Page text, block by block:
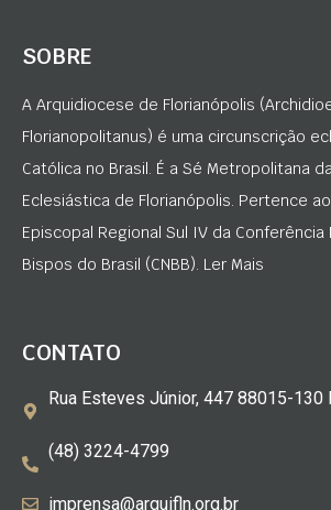
SOBRE
A Arquidiocese de Florianópolis
Florianopolitanus) é uma circunscrição
Católica no Brasil. É a Sé Metropolitana
Eclesiástica de Florianópolis. Pertence
Episcopal Regional Sul IV da Conferência
Bispos do Brasil (CNBB). Ler Mais
CONTATO
Rua Esteves Júnior, 447 88015-130
(48) 3224-4799
imprensa@arquifln.org.br